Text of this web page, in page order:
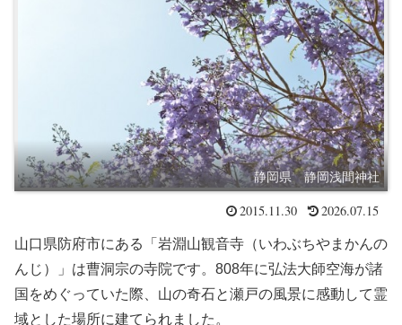
静岡県 静岡浅間神社
2015.11.30 2026.07.15
山口県防府市にある「岩淵山観音寺（いわぶちやまかんの
んじ）」は曹洞宗の寺院です。808年に弘法大師空海が諸
国をめぐっていた際、山の奇石と瀬戸の風景に感動して霊
域とした場所に建てられました。